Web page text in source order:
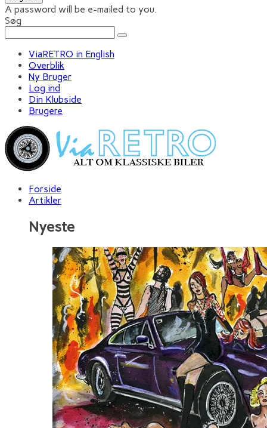
A password will be e-mailed to you.
Søg
ViaRETRO in English
Overblik
Ny Bruger
Log ind
Din Klubside
Brugere
Forside
Artikler
Nyeste